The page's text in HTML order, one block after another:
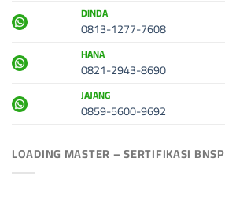
DINDA
0813-1277-7608
HANA
0821-2943-8690
JAJANG
0859-5600-9692
LOADING MASTER – SERTIFIKASI BNSP